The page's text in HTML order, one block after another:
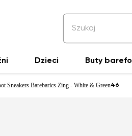
Dzieci Buty
Sneakers Barebarics Zing - White & Green46